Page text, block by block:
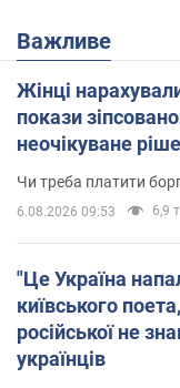
Важливе
Жінці
покази
неочікуване
Чи треба платити
6.08.2026 09:53 6,9 т.
"Це Україна
київського
російської не
українців